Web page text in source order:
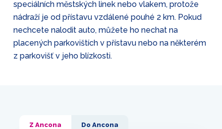
speciálních městských linek nebo vlakem, protože
nádraží je od přístavu vzdálené pouhé 2 km. Pokud
nechcete nalodit auto, můžete ho nechat na
placených parkovištích v přístavu nebo na některém
z parkovišť v jeho blízkosti.
Z Ancona Do Ancona